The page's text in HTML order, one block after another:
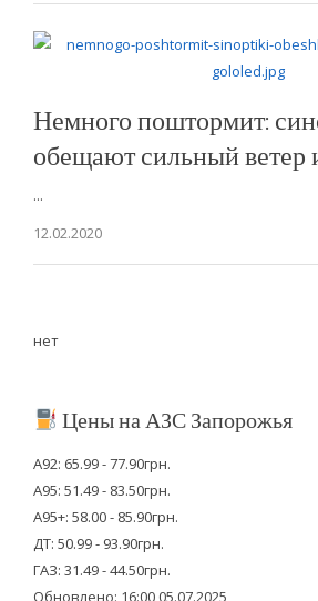
Немного поштормит:
обещают сильный ветер
...
12.02.2020
нет
Цены на АЗС Запорожья
А92: 65.99 - 77.90грн.
А95: 51.49 - 83.50грн.
А95+: 58.00 - 85.90грн.
ДТ: 50.99 - 93.90грн.
ГАЗ: 31.49 - 44.50грн.
Обновлено: 16:00 05.07.2025